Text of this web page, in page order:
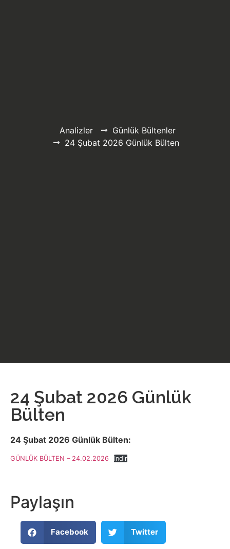
Analizler
Günlük Bültenler
24 Şubat 2026 Günlük Bülten
24 Şubat 2026 Günlük
Bülten
24 Şubat 2026 Günlük Bülten:
GÜNLÜK BÜLTEN – 24.02.2026 İndir
Paylaşın
Facebook Twitter